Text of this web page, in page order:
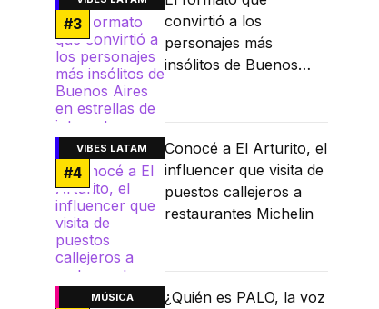
#3
convirtió a los
personajes más
insólitos de Buenos
VIBES LATAM
#4
Conocé a El Arturito, el
influencer que visita de
puestos callejeros a
restaurantes Michelin
MÚSICA
¿Quién es PALO, la voz